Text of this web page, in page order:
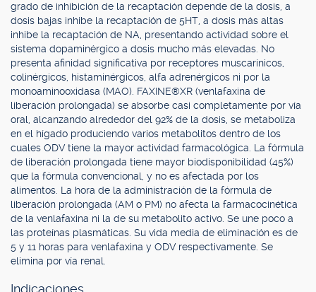
grado de inhibición de la recaptación depende de la dosis, a
dosis bajas inhibe la recaptación de 5HT, a dosis más altas
inhibe la recaptación de NA, presentando actividad sobre el
sistema dopaminérgico a dosis mucho más elevadas. No
presenta afinidad significativa por receptores muscarínicos,
colinérgicos, histaminérgicos, alfa adrenérgicos ni por la
monoaminooxidasa (MAO). FAXINE®XR (venlafaxina de
liberación prolongada) se absorbe casi completamente por vía
oral, alcanzando alrededor del 92% de la dosis, se metaboliza
en el hígado produciendo varios metabolitos dentro de los
cuales ODV tiene la mayor actividad farmacológica. La fórmula
de liberación prolongada tiene mayor biodisponibilidad (45%)
que la fórmula convencional, y no es afectada por los
alimentos. La hora de la administración de la fórmula de
liberación prolongada (AM o PM) no afecta la farmacocinética
de la venlafaxina ni la de su metabolito activo. Se une poco a
las proteínas plasmáticas. Su vida media de eliminación es de
5 y 11 horas para venlafaxina y ODV respectivamente. Se
elimina por vía renal.
Indicaciones.